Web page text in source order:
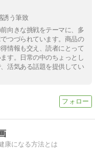
誘う筆致
向きな挑戦をテーマに、多
つづられています。商品の
情報も交え、読者にとって
す。日常の中のちょっとし
活気ある話題を提供してい
康になる方法とは